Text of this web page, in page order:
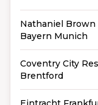
Nathaniel Brown
Bayern Munich
Coventry City
Brentford